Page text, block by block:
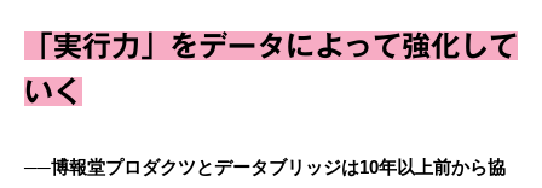
「実行力」をデータによって強化して
いく
──博報堂プロダクツとデータブリッジは10年以上前から協